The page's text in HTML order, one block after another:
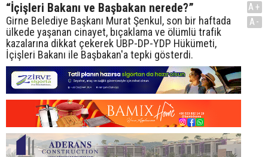
“İçişleri Bakanı ve Başbakan nerede?”
Girne Belediye Başkanı Murat Şenkul, son bir haftada
ülkede yaşanan cinayet, bıçaklama ve ölümlü trafik
kazalarına dikkat çekerek UBP-DP-YDP Hükümeti,
İçişleri Bakanı ile Başbakan'a tepki gösterdi.
A+
A-